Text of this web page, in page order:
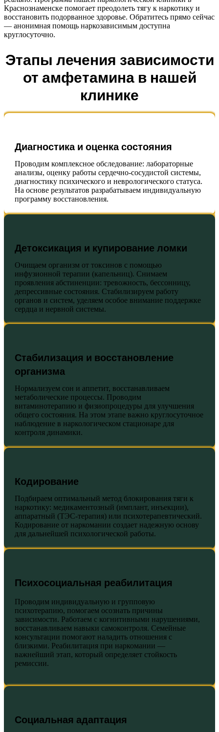
Краснознаменске помогает преодолеть тягу к наркотику и
восстановить подорванное здоровье. Обратитесь прямо сейчас
— анонимная помощь наркозависимым доступна
круглосуточно.
Этапы лечения зависимости
от амфетамина в нашей
клинике
Диагностика и оценка состояния
Проводим комплексное обследование: лабораторные
анализы, оценку работы сердечно-сосудистой системы,
диагностику психического и неврологического статуса.
На основе результатов разрабатываем индивидуальную
программу восстановления.
Детоксикация и купирование ломки
Очищаем организм от токсинов с помощью
инфузионной терапии (капельниц). Снимаем
проявления абстиненции: тревожность, бессонницу,
депрессивные состояния. Стабилизируем работу
органов и систем, уделяем особое внимание поддержке
сердца и нервной системы.
Стабилизация и восстановление
организма
Нормализуем сон и аппетит, восстанавливаем
метаболические процессы. Проводим
витаминотерапию и физиопроцедуры для улучшения
общего состояния. На этом этапе важно круглосуточное
наблюдение в наркологическом стационаре для
контроля динамики.
Кодирование
Подбираем оптимальный метод блокирования тяги к
наркотику: медикаментозный (имплант, инъекции),
аппаратный (ТЭС-терапия) или психотерапевтический.
Кодирование от наркомании создает надежную основу
для дальнейшей психологической работы.
Психосоциальная реабилитация
Проводим индивидуальную и групповую
психотерапию, помогаем осознать причины
зависимости. Работаем с когнитивными нарушениями,
восстанавливаем навыки самоконтроля. Семейные
консультации помогают наладить отношения с
близкими. Реабилитация при наркомании —
важнейший этап, который определяет стойкость
ремиссии.
Социальная адаптация